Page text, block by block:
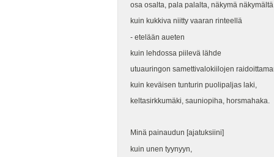
osa osalta, pala palalta, näkymä näkymältä
kuin kukkiva niitty vaaran rinteellä
- etelään aueten
kuin lehdossa piilevä lähde
utuauringon samettivalokiilojen
kuin keväisen tunturin puolipaljas laki,
keltasirkkumäki, sauniopiha, horsmahaka.
Minä painaudun [ajatuksiini]
kuin unen tyynyyn,